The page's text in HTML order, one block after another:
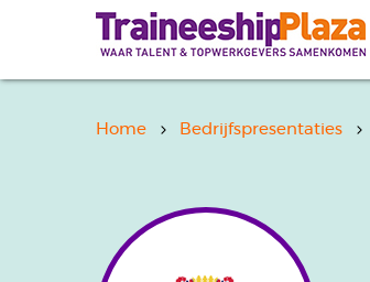
Home Bedrijfspresentaties